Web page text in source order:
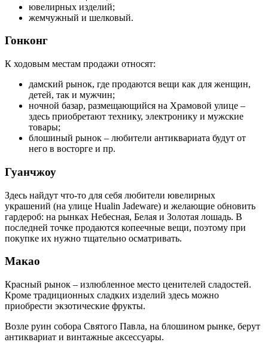
ювелирных изделий;
жемчужный и шелковый.
Гонконг
К ходовым местам продажи относят:
дамский рынок, где продаются вещи как для женщин,
детей, так и мужчин;
ночной базар, размещающийся на Храмовой улице –
здесь приобретают технику, электронику и мужские
товары;
блошиный рынок – любители антиквариата будут от
него в восторге и пр.
Гуанчжоу
Здесь найдут что-то для себя любители ювелирных
украшений (на улице Hualin Jadeware) и желающие обновить
гардероб: на рынках Небесная, Белая и Золотая лошадь. В
последней точке продаются копеечные вещи, поэтому при
покупке их нужно тщательно осматривать.
Макао
Красный рынок – излюбленное место ценителей сладостей.
Кроме традиционных сладких изделий здесь можно
приобрести экзотические фрукты.
Возле руин собора Святого Павла, на блошином рынке, берут
антиквариат и винтажные аксессуары.